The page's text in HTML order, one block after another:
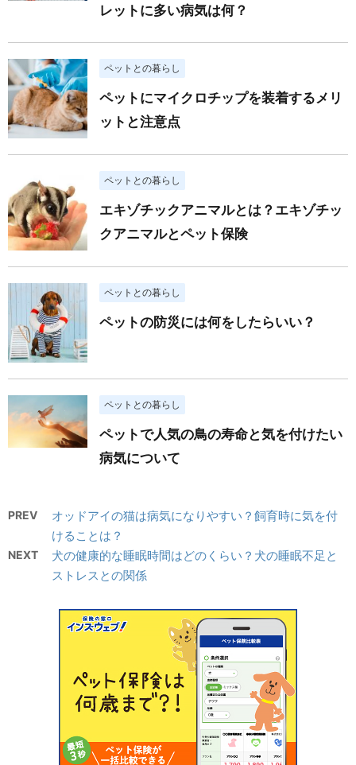
レットに多い病気は何？
ペットとの暮らし
ペットにマイクロチップを装着するメリ
ットと注意点
ペットとの暮らし
エキゾチックアニマルとは？エキゾチッ
クアニマルとペット保険
ペットとの暮らし
ペットの防災には何をしたらいい？
ペットとの暮らし
ペットで人気の鳥の寿命と気を付けたい
病気について
PREV
オッドアイの猫は病気になりやすい？飼育時に気を付
けることは？
NEXT
犬の健康的な睡眠時間はどのくらい？犬の睡眠不足と
ストレスとの関係